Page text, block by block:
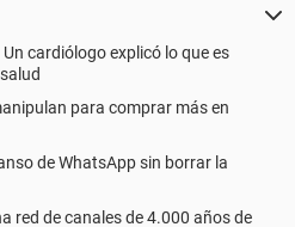
cardiólogo explicó lo que es
para comprar más en
de WhatsApp sin borrar la
red de canales de 4.000 años de